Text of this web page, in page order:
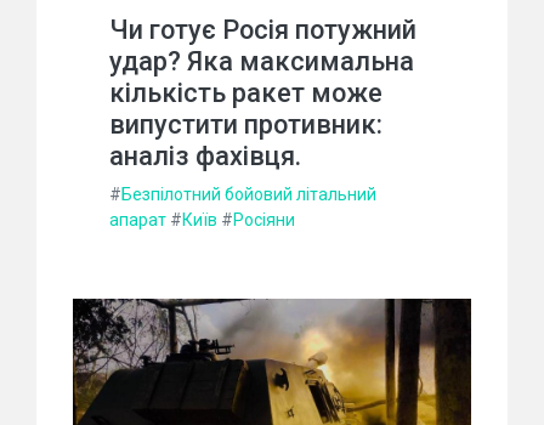
Чи готує Росія потужний
удар? Яка максимальна
кількість ракет може
випустити противник:
аналіз фахівця.
#Безпілотний бойовий літальний
апарат #Київ #Росіяни